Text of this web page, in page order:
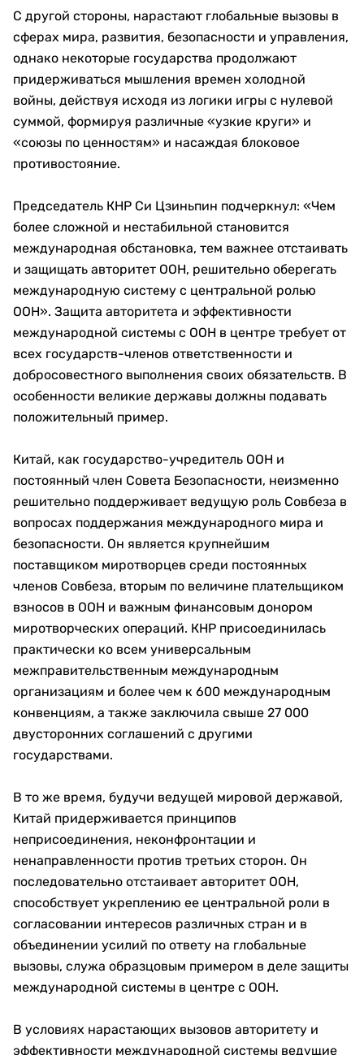
С другой стороны, нарастают глобальные вызовы в
сферах мира, развития, безопасности и управления,
однако некоторые государства продолжают
придерживаться мышления времен холодной
войны, действуя исходя из логики игры с нулевой
суммой, формируя различные «узкие круги» и
«союзы по ценностям» и насаждая блоковое
противостояние.
Председатель КНР Си Цзиньпин подчеркнул: «Чем
более сложной и нестабильной становится
международная обстановка, тем важнее отстаивать
и защищать авторитет ООН, решительно оберегать
международную систему с центральной ролью
ООН». Защита авторитета и эффективности
международной системы с ООН в центре требует от
всех государств-членов ответственности и
добросовестного выполнения своих обязательств. В
особенности великие державы должны подавать
положительный пример.
Китай, как государство-учредитель ООН и
постоянный член Совета Безопасности, неизменно
решительно поддерживает ведущую роль Совбеза в
вопросах поддержания международного мира и
безопасности. Он является крупнейшим
поставщиком миротворцев среди постоянных
членов Совбеза, вторым по величине плательщиком
взносов в ООН и важным финансовым донором
миротворческих операций. КНР присоединилась
практически ко всем универсальным
межправительственным международным
организациям и более чем к 600 международным
конвенциям, а также заключила свыше 27 000
двусторонних соглашений с другими
государствами.
В то же время, будучи ведущей мировой державой,
Китай придерживается принципов
неприсоединения, неконфронтации и
ненаправленности против третьих сторон. Он
последовательно отстаивает авторитет ООН,
способствует укреплению ее центральной роли в
согласовании интересов различных стран и в
объединении усилий по ответу на глобальные
вызовы, служа образцовым примером в деле защиты
международной системы в центре с ООН.
В условиях нарастающих вызовов авторитету и
эффективности международной системы ведущие